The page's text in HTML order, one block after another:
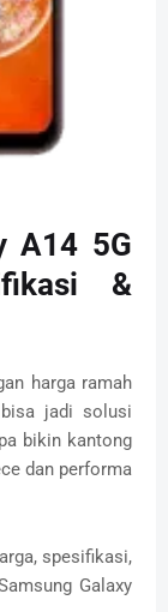
A14 5G
&
harga ramah
bisa jadi solusi
bikin kantong
dan performa
spesifikasi,
Galaxy